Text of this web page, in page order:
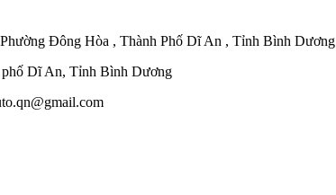
Đông Hòa , Thành Phố Dĩ An , Tỉnh Bình Dương
phố Dĩ An, Tỉnh Bình Dương